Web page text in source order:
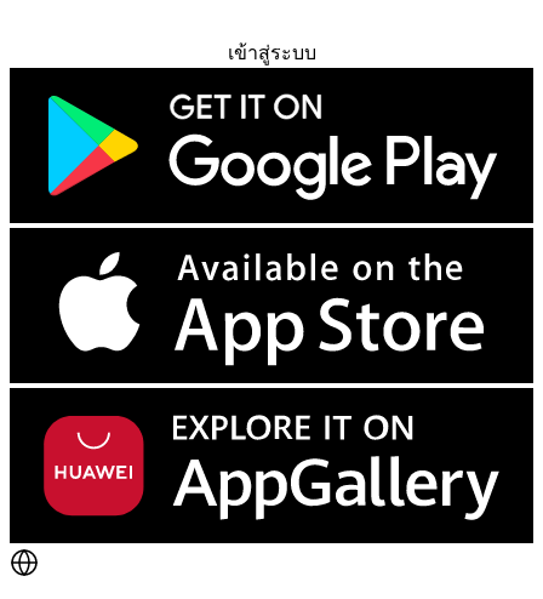
เข้าสู่ระบบ